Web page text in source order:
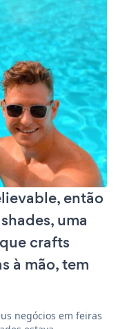
então
uma
crafts
à mão, tem
negócios em feiras